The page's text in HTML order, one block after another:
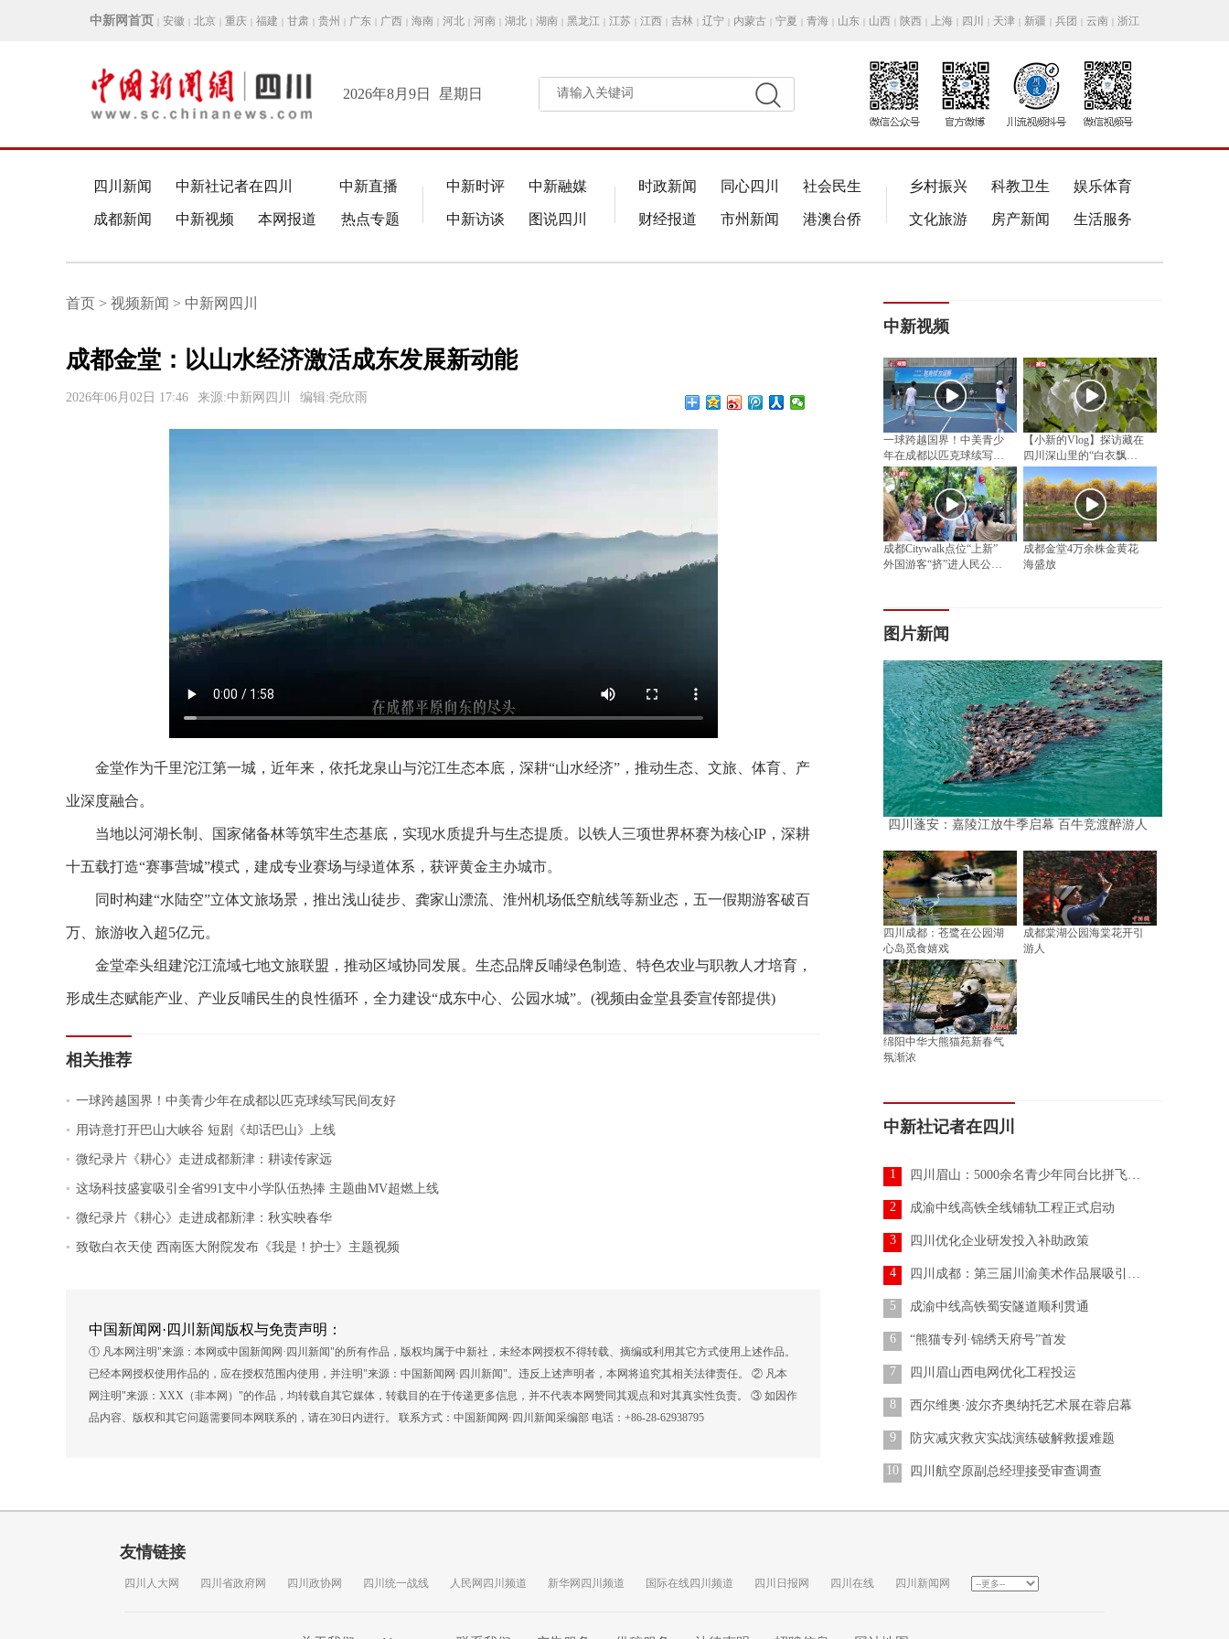
中新网首页 | 安徽 | 北京 | 重庆 | 福建 | 甘肃 | 贵州 | 广东 | 广西 | 海南 | 河北 | 河南 | 湖北 | 湖南 | 黑龙江 | 江苏 | 江西 | 吉林 | 辽宁 | 内蒙古 | 宁夏 | 青海 | 山东 | 山西 | 陕西 | 上海 | 四川 | 天津 | 新疆 | 兵团 | 云南 | 浙江
2026年8月9日 星期日 请输入关键词
四川新闻 中新社记者在四川 中新直播
成都新闻 中新视频 本网报道 热点专题
中新时评 中新融媒
中新访谈 图说四川
时政新闻 同心四川 社会民生
财经报道 市州新闻 港澳台侨
乡村振兴 科教卫生 娱乐体育
文化旅游 房产新闻 生活服务
首页 > 视频新闻 > 中新网四川
成都金堂：以山水经济激活成东发展新动能
2026年06月02日 17:46 来源:中新网四川 编辑:尧欣雨
金堂作为千里沱江第一城，近年来，依托龙泉山与沱江生态本底，深耕“山水经济”，推动生态、文旅、体育、产
业深度融合。
当地以河湖长制、国家储备林等筑牢生态基底，实现水质提升与生态提质。以铁人三项世界杯赛为核心IP，深耕
十五载打造“赛事营城”模式，建成专业赛场与绿道体系，获评黄金主办城市。
同时构建“水陆空”立体文旅场景，推出浅山徒步、龚家山漂流、淮州机场低空航线等新业态，五一假期游客破百
万、旅游收入超5亿元。
金堂牵头组建沱江流域七地文旅联盟，推动区域协同发展。生态品牌反哺绿色制造、特色农业与职教人才培育，
形成生态赋能产业、产业反哺民生的良性循环，全力建设“成东中心、公园水城”。(视频由金堂县委宣传部提供)
相关推荐
. 一球跨越国界！中美青少年在成都以匹克球续写民间友好
. 用诗意打开巴山大峡谷 短剧《却话巴山》上线
. 微纪录片《耕心》走进成都新津：耕读传家远
. 这场科技盛宴吸引全省991支中小学队伍热捧 主题曲MV超燃上线
. 微纪录片《耕心》走进成都新津：秋实映春华
. 致敬白衣天使 西南医大附院发布《我是！护士》主题视频
中国新闻网·四川新闻版权与免责声明：
① 凡本网注明"来源：本网或中国新闻网·四川新闻"的所有作品，版权均属于中新社，未经本网授权不得转载、摘编或利用其它方式使用上述作品。
已经本网授权使用作品的，应在授权范围内使用，并注明"来源：中国新闻网·四川新闻"。违反上述声明者，本网将追究其相关法律责任。 ② 凡本
网注明"来源：XXX（非本网）"的作品，均转载自其它媒体，转载目的在于传递更多信息，并不代表本网赞同其观点和对其真实性负责。 ③ 如因作
品内容、版权和其它问题需要同本网联系的，请在30日内进行。 联系方式：中国新闻网·四川新闻采编部 电话：+86-28-62938795
中新视频
一球跨越国界！中美青少
年在成都以匹克球续写民
间友好
【小新的Vlog】探访藏在
四川深山里的“白衣飘飘”
成都Citywalk点位“上新”
外国游客“挤”进人民公园
成都金堂4万余株金黄花
海盛放
图片新闻
四川蓬安：嘉陵江放牛季启幕 百牛竞渡醉游人
四川成都：苍鹭在公园湖
心岛觅食嬉戏
成都棠湖公园海棠花开引
游人
绵阳中华大熊猫苑新春气
氛渐浓
中新社记者在四川
1 四川眉山：5000余名青少年同台比拼飞行技艺
2 成渝中线高铁全线铺轨工程正式启动
3 四川优化企业研发投入补助政策
4 四川成都：第三届川渝美术作品展吸引参观者
5 成渝中线高铁蜀安隧道顺利贯通
6 “熊猫专列·锦绣天府号”首发
7 四川眉山西电网优化工程投运
8 西尔维奥·波尔齐奥纳托艺术展在蓉启幕
9 防灾减灾救灾实战演练破解救援难题
10 四川航空原副总经理接受审查调查
友情链接
四川人大网 四川省政府网 四川政协网 四川统一战线 人民网四川频道 新华网四川频道 国际在线四川频道 四川日报网 四川在线 四川新闻网